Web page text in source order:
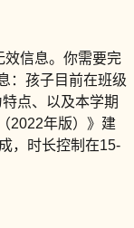
效信息。你需要完
：孩子目前在班级
点、以及本学期
2022年版）》建
，时长控制在15-